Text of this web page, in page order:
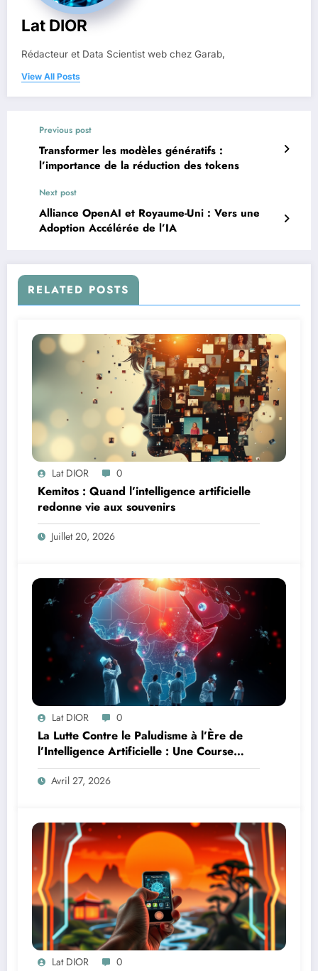
Lat DIOR
Rédacteur et Data Scientist web chez Garab,
View All Posts
Previous post
Transformer les modèles génératifs :
l’importance de la réduction des tokens
Next post
Alliance OpenAI et Royaume-Uni : Vers une
Adoption Accélérée de l’IA
RELATED POSTS
Lat DIOR 0
Kemitos : Quand l’intelligence artificielle
redonne vie aux souvenirs
Juillet 20, 2026
Lat DIOR 0
La Lutte Contre le Paludisme à l’Ère de
l’Intelligence Artificielle : Une Course
Contre la Montre Africaine
Avril 27, 2026
Lat DIOR 0